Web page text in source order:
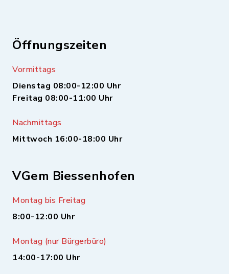
Öffnungszeiten
Vormittags
Dienstag 08:00-12:00 Uhr
Freitag 08:00-11:00 Uhr
Nachmittags
Mittwoch 16:00-18:00 Uhr
VGem Biessenhofen
Montag bis Freitag
8:00-12:00 Uhr
Montag (nur Bürgerbüro)
14:00-17:00 Uhr